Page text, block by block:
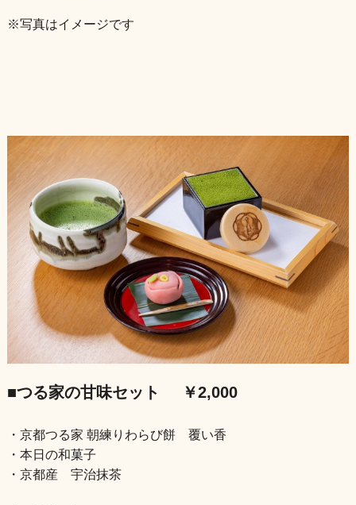
※写真はイメージです
■つる家の甘味セット ￥2,000
・京都つる家 朝練りわらび餅 覆い香
・本日の和菓子
・京都産 宇治抹茶